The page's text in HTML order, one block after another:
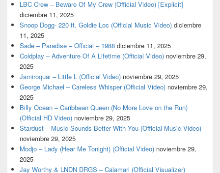
LBC Crew – Beware Of My Crew (Official Video) [Explicit]
diciembre 11, 2025
Snoop Dogg- 220 ft. Goldie Loc (Official Music Video) diciembre
11, 2025
Sade – Paradise – Official – 1988 diciembre 11, 2025
Coldplay – Adventure Of A Lifetime (Official Video) noviembre 29,
2025
Jamiroquai – Little L (Official Video) noviembre 29, 2025
George Michael – Careless Whisper (Official Video) noviembre 29,
2025
Billy Ocean – Caribbean Queen (No More Love on the Run)
(Official HD Video) noviembre 29, 2025
Stardust – Music Sounds Better With You (Official Music Video)
noviembre 29, 2025
Modjo – Lady (Hear Me Tonight) (Official Video) noviembre 29,
2025
Jay Worthy & LNDN DRGS – Calamari (Official Visualizer)